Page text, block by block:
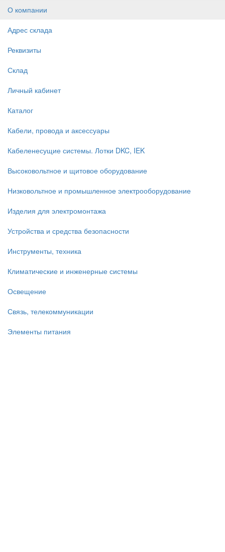
О компании
Адрес склада
Реквизиты
Склад
Личный кабинет
Каталог
Кабели, провода и аксессуары
Кабеленесущие системы. Лотки DKC, IEK
Высоковольтное и щитовое оборудование
Низковольтное и промышленное электрооборудование
Изделия для электромонтажа
Устройства и средства безопасности
Инструменты, техника
Климатические и инженерные системы
Освещение
Связь, телекоммуникации
Элементы питания